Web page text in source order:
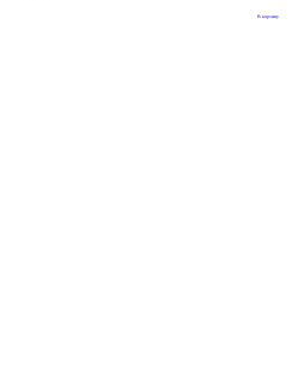
В корзину